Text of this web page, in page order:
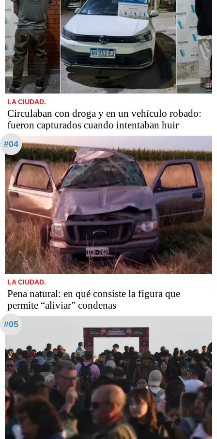
LA CIUDAD.
Circulaban con droga y en un vehículo robado:
fueron capturados cuando intentaban huir
#04
LA CIUDAD.
Pena natural: en qué consiste la figura que
permite “aliviar” condenas
#05